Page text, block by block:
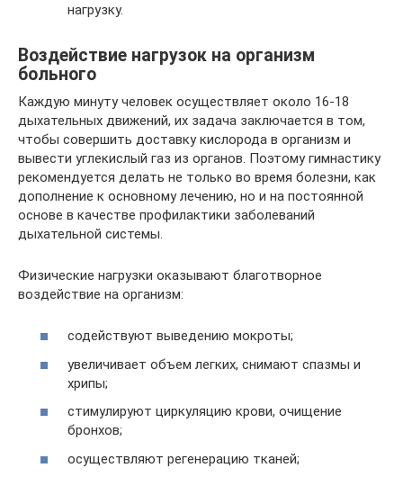
нагрузку.
Воздействие нагрузок на организм
больного
Каждую минуту человек осуществляет около 16-18
дыхательных движений, их задача заключается в том,
чтобы совершить доставку кислорода в организм и
вывести углекислый газ из органов. Поэтому гимнастику
рекомендуется делать не только во время болезни, как
дополнение к основному лечению, но и на постоянной
основе в качестве профилактики заболеваний
дыхательной системы.
Физические нагрузки оказывают благотворное
воздействие на организм:
содействуют выведению мокроты;
увеличивает объем легких, снимают спазмы и
хрипы;
стимулируют циркуляцию крови, очищение
бронхов;
осуществляют регенерацию тканей;